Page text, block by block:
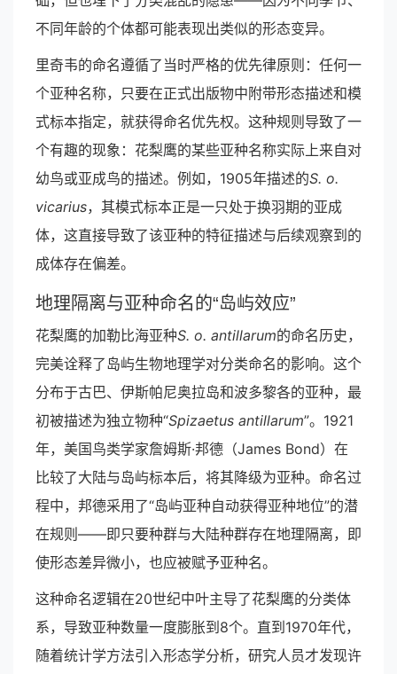
不同年龄的个体都可能表现出类似的形态变异。
里奇韦的命名遵循了当时严格的优先律原则：任何一
个亚种名称，只要在正式出版物中附带形态描述和模
式标本指定，就获得命名优先权。这种规则导致了一
个有趣的现象：花梨鹰的某些亚种名称实际上来自对
幼鸟或亚成鸟的描述。例如，1905年描述的S. o.
vicarius，其模式标本正是一只处于换羽期的亚成
体，这直接导致了该亚种的特征描述与后续观察到的
成体存在偏差。
地理隔离与亚种命名的“岛屿效应”
花梨鹰的加勒比海亚种S. o. antillarum的命名历史，
完美诠释了岛屿生物地理学对分类命名的影响。这个
分布于古巴、伊斯帕尼奥拉岛和波多黎各的亚种，最
初被描述为独立物种“Spizaetus antillarum”。1921
年，美国鸟类学家詹姆斯·邦德（James Bond）在
比较了大陆与岛屿标本后，将其降级为亚种。命名过
程中，邦德采用了“岛屿亚种自动获得亚种地位”的潜
在规则——即只要种群与大陆种群存在地理隔离，即
使形态差异微小，也应被赋予亚种名。
这种命名逻辑在20世纪中叶主导了花梨鹰的分类体
系，导致亚种数量一度膨胀到8个。直到1970年代，
随着统计学方法引入形态学分析，研究人员才发现许